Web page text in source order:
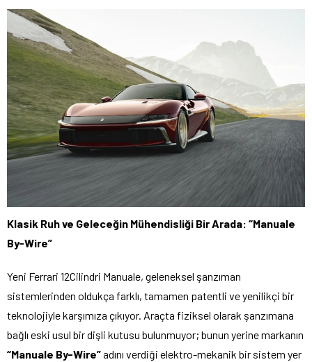
Klasik Ruh ve Geleceğin Mühendisliği Bir Arada: “Manuale
By-Wire”
Yeni Ferrari 12Cilindri Manuale, geleneksel şanzıman
sistemlerinden oldukça farklı, tamamen patentli ve yenilikçi bir
teknolojiyle karşımıza çıkıyor. Araçta fiziksel olarak şanzımana
bağlı eski usul bir dişli kutusu bulunmuyor; bunun yerine markanın
“Manuale By-Wire”adını verdiği elektro-mekanik bir sistem yer